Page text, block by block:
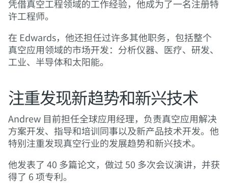
凭借真空工程领域的工作经验，他成为了一名注册特
许工程师。
在 Edwards，他还担任过许多其他职务，包括整个
真空应用领域的市场开发：分析仪器、医疗、研发、
工业、半导体和太阳能。
注重发现新趋势和新兴技术
Andrew 目前担任全球应用经理，负责真空应用解决
方案开发、指导和培训同事以及新产品技术开发。他
特别注重发现真空行业的发展趋势和新兴技术。
他发表了 40 多篇论文，做过 50 多次会议演讲，并获
得了 6 项专利。